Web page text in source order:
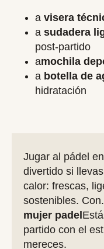
a visera
a sudadera
post-partido
amochila
a botella de
hidratación
Jugar al pádel
divertido si
calor: frescas,
sostenibles.
mujer padel
partido con el
mereces.